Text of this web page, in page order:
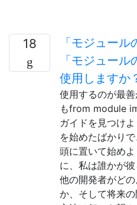
18
「モジュー
「モジュー
使用しますか
使用するのが最
もfrom module
ガイドを見つけ
を始めたばかり
頭に置いて始め
に、私は誰かが彼
他の開発者がど
か、そして将来